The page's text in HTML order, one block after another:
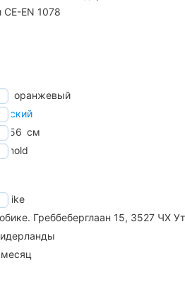
CE-EN 1078
оранжевый
56 см
mold
Греббеберглаан 15, 3527 ЧХ
месяц